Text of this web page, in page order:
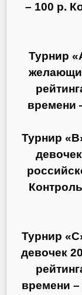
– 100 р.
Турнир
времени
Турнир
Турнир
девочек
времени –